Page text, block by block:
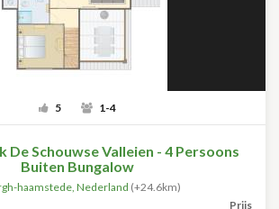
5 1-4
De Schouwse Valleien - 4 Persoons
Buiten Bungalow
haamstede, Nederland (+24.6km)
Prijs